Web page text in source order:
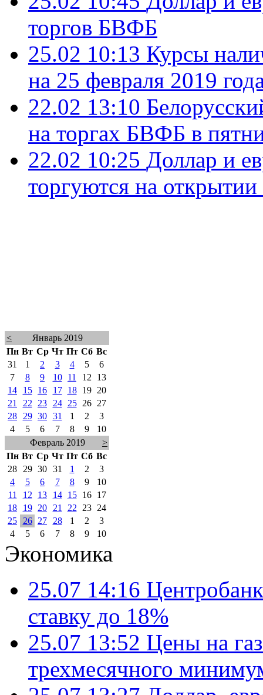
торгов БВФБ
25.02 10:13 Курсы
на 25 февраля 2019
22.02 13:10
на торгах БВФБ в
22.02 10:25 Доллар и
торгуются на
<
Январь 2019
Пн Вт Ср Чт Пт Сб Вс
31
1 2 3 4 5
6
7
8 9 10 11 12
13
14
15 16 17 18 19
20
21
22 23 24 25 26
27
28
29 30 31 1 2
3
4
5 6 7 8 9
10
Февраль 2019
>
Пн Вт Ср Чт Пт Сб Вс
28
29 30 31 1 2
3
4
5 6 7 8 9
10
11
12 13 14 15 16
17
18
19 20 21 22 23
24
25
26 27 28 1 2
3
4
5 6 7 8 9 10
Экономика
25.07 14:16
ставку до 18%
25.07 13:52 Цены на
трехмесячного